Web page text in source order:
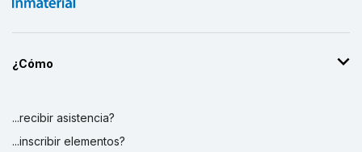
¿Cómo
...recibir asistencia?
...inscribir elementos?